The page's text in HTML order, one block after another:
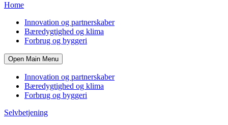
Home
Innovation og partnerskaber
Bæredygtighed og klima
Forbrug og byggeri
Open Main Menu
Innovation og partnerskaber
Bæredygtighed og klima
Forbrug og byggeri
Selvbetjening